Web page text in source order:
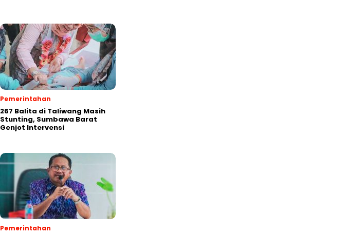
Pemerintahan
267 Balita di Taliwang Masih
Stunting, Sumbawa Barat
Genjot Intervensi
Pemerintahan